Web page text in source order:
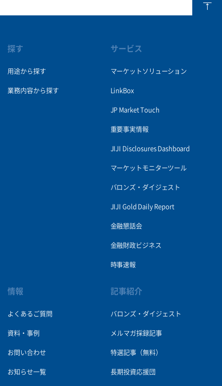
探す
用途から探す
業務内容から探す
サービス
マーケットソリューション
LinkBox
JP Market Touch
重要事実情報
JIJI Disclosures Dashboard
マーケットモニターツール
バロンズ・ダイジェスト
JIJI Gold Daily Report
金融懇話会
金融財政ビジネス
時事速報
情報
よくあるご質問
資料・事例
お問い合わせ
お知らせ一覧
記事紹介
バロンズ・ダイジェスト
メルマガ採録記事
特選記事（無料）
長期投資応援団